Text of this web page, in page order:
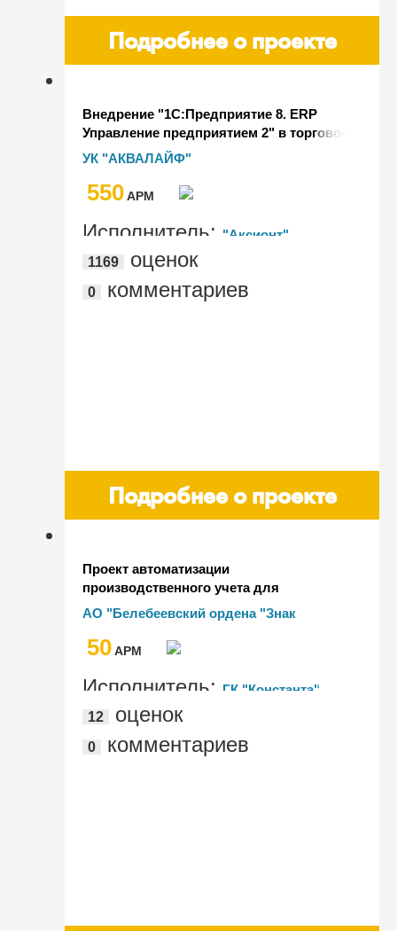
Подробнее о проекте
Внедрение "1С:Предприятие 8. ERP
Управление предприятием 2" в торгово-
производственной компании
рынка безалкогольных напитков
УК "АКВАЛАЙФ"
550AРМ
Исполнитель: "Аксионт"
1169
оценок
0 комментариев
Подробнее о проекте
Проект автоматизации
производственного учета для
интеграции с ФГИС "Меркурий"
АО "Белебеевский ордена "Знак
50AРМ
Исполнитель: ГК "Константа"
12
оценок
0 комментариев